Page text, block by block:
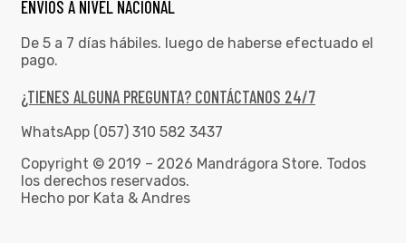
ENVÍOS A NIVEL NACIONAL
De 5 a 7 días hábiles. luego de haberse efectuado el
pago.
¿TIENES ALGUNA PREGUNTA? CONTÁCTANOS 24/7
WhatsApp (057) 310 582 3437
Copyright © 2019 – 2026 Mandrágora Store. Todos
los derechos reservados.
Hecho por Kata & Andres